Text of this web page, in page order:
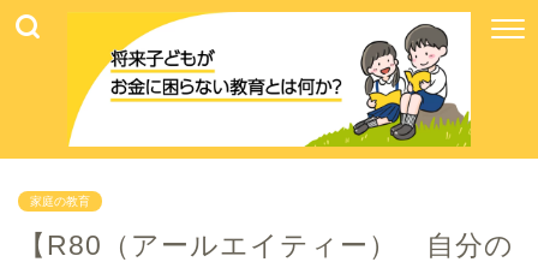
家庭の教育
【R80（アールエイティー） 自分の